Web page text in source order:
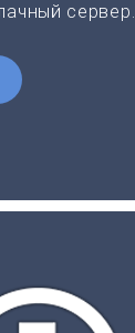
сервер.